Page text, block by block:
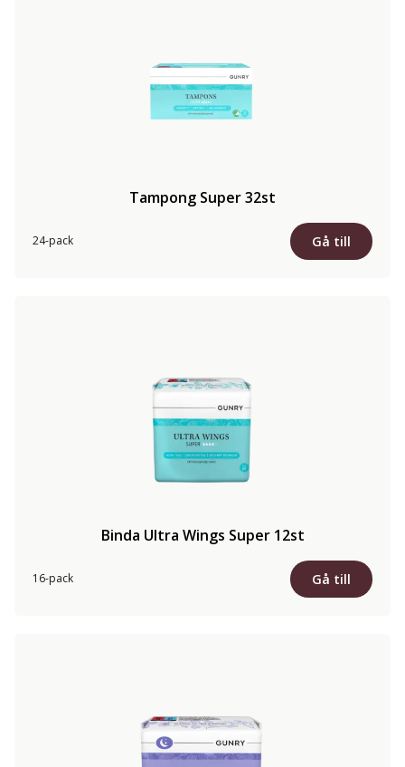
Tampong Super 32st
24-pack Gå till
Binda Ultra Wings Super 12st
16-pack Gå till